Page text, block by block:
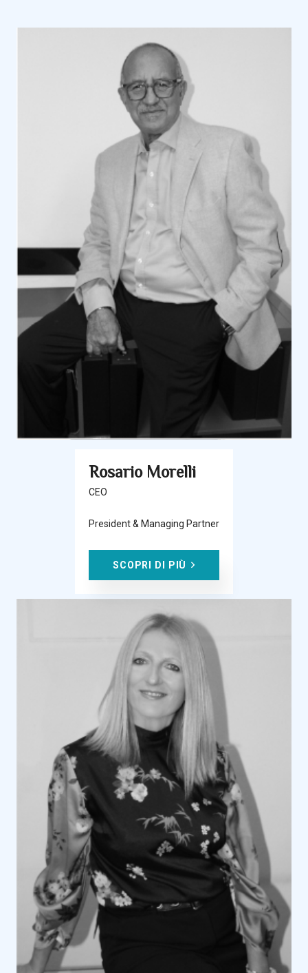
Rosario Morelli
CEO
President & Managing Partner
SCOPRI DI PIÙ